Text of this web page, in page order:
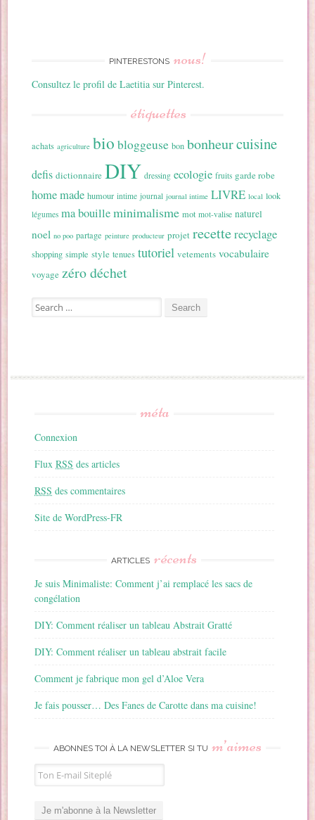
PINTERESTONS nous!
Consultez le profil de Laetitia sur Pinterest.
étiquettes
achats agriculture bio bloggeuse bon bonheurcuisine
defis dictionnaire DIY dressing ecologie fruits garde robe
home made humour intime journal journal intime LIVRE local look
légumes ma bouilleminimalisme mot mot-valise naturel
noel no poo partage peinture producteur projet recetterecyclage
shopping simple style tenues tutoriel vetements vocabulaire
voyage zéro déchet
Search for:
méta
Connexion
FluxRSS des articles
RSS des commentaires
Site de WordPress-FR
ARTICLES récents
Je suis Minimaliste: Comment j’ai remplacé les sacs de
congélation
DIY: Comment réaliser un tableau Abstrait Gratté
DIY: Comment réaliser un tableau abstrait facile
Comment je fabrique mon gel d’Aloe Vera
Je fais pousser… Des Fanes de Carotte dans ma cuisine!
ABONNES TOI À LA NEWSLETTER SI TU m’aimes